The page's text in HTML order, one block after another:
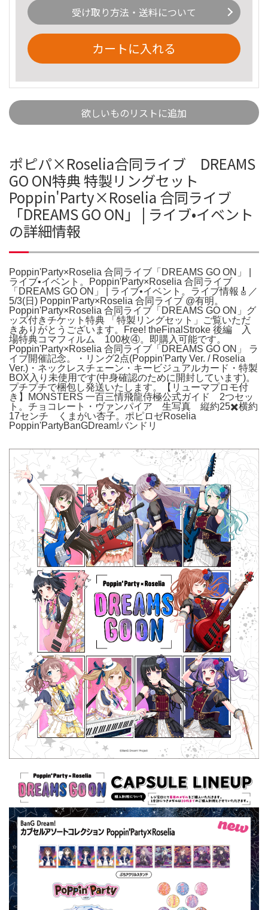
受け取り方法・送料について
カートに入れる
欲しいものリストに追加
ポピパ×Roselia合同ライブ DREAMS
GO ON特典 特製リングセット
Poppin'Party×Roselia 合同ライブ
「DREAMS GO ON」 | ライブ•イベント
の詳細情報
Poppin'Party×Roselia 合同ライブ「DREAMS GO ON」 |
ライブ•イベント。Poppin'Party×Roselia 合同ライブ
「DREAMS GO ON」 | ライブ•イベント。ライブ情報🎸／
5/3(日) Poppin'Party×Roselia 合同ライブ @有明。
Poppin'Party×Roselia 合同ライブ「DREAMS GO ON」グ
ッズ付きチケット特典 「特製リングセット」ご覧いただ
きありがとうございます。Free! theFinalStroke 後編 入
場特典コマフィルム 100枚④。即購入可能です。
Poppin'Party×Roselia 合同ライブ「DREAMS GO ON」 ラ
イブ開催記念。・リング2点(Poppin'Party Ver. / Roselia
Ver.)・ネックレスチェーン・キービジュアルカード・特製
BOX入り未使用です(中身確認のために開封しています)。
プチプチで梱包し発送いたします。【リューマプロモ付
き】MONSTERS 一百三情飛龍侍極公式ガイド 2つセッ
ト。チョコレート・ヴァンパイア 生写真 縦約25✖️横約
17センチ くまがい杏子。ポピロゼRoselia
Poppin'PartyBanGDream!バンドリ